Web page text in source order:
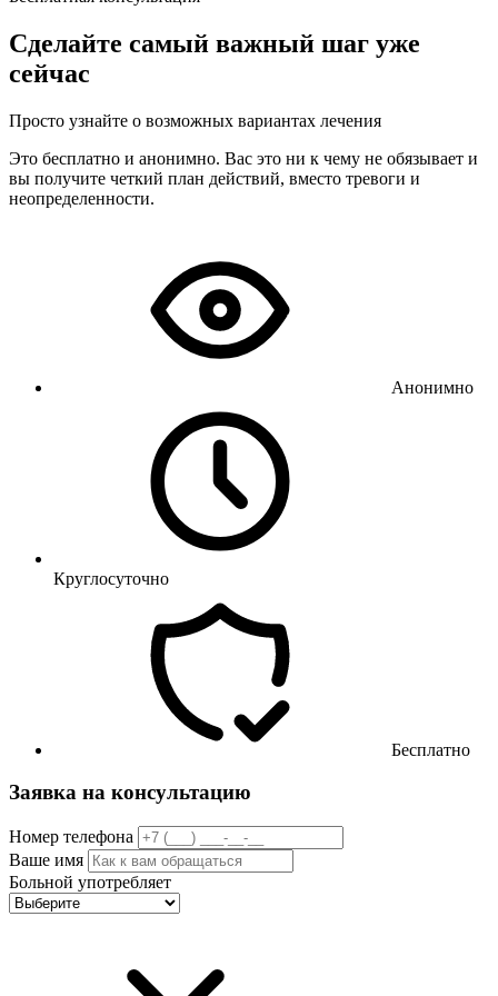
Сделайте самый важный шаг уже
сейчас
Просто узнайте о возможных вариантах лечения
Это бесплатно и анонимно. Вас это ни к чему не обязывает и
вы получите четкий план действий, вместо тревоги и
неопределенности.
Анонимно
Круглосуточно
Бесплатно
Заявка на консультацию
Номер телефона
Ваше имя
Больной употребляет